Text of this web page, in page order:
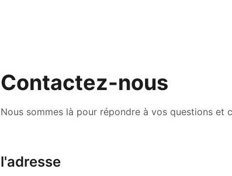
Contactez-nous
Nous sommes là pour répondre à vos questions et
l'adresse